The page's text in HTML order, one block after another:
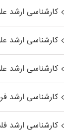
کارشناسی ارشد
کارشناسی ارشد
کارشناسی ارشد
کارشناسی ارشد
کارشناسی ارشد